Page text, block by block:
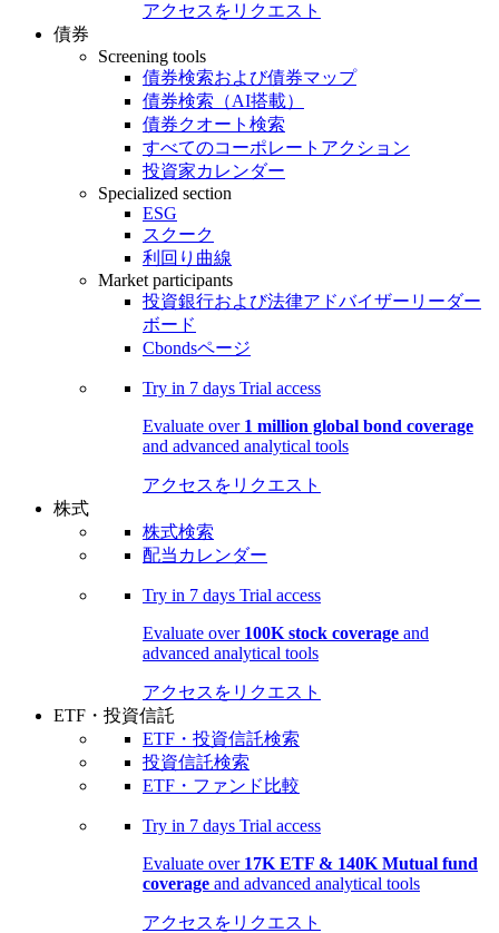
アクセスをリクエスト
債券
Screening tools
債券検索および債券マップ
債券検索（AI搭載）
債券クオート検索
すべてのコーポレートアクション
投資家カレンダー
Specialized section
ESG
スクーク
利回り曲線
Market participants
投資銀行および法律アドバイザーリーダー
ボード
Cbondsページ
Try in 7 days Trial access
Evaluate over 1 million global bond coverage
and advanced analytical tools
アクセスをリクエスト
株式
株式検索
配当カレンダー
Try in 7 days Trial access
Evaluate over 100K stock coverage and
advanced analytical tools
アクセスをリクエスト
ETF・投資信託
ETF・投資信託検索
投資信託検索
ETF・ファンド比較
Try in 7 days Trial access
Evaluate over 17K ETF & 140K Mutual fund
coverage and advanced analytical tools
アクセスをリクエスト